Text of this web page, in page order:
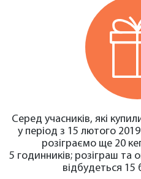
Серед учасників, які
у період з 15 лютого
розіграємо ще 20
5 годинників; розіграш
відбудеться 15